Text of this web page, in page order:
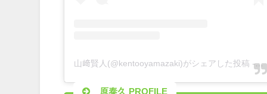
山﨑賢人(@kentooyamazaki)がシェアした投稿 -
原泰久 PROFILE